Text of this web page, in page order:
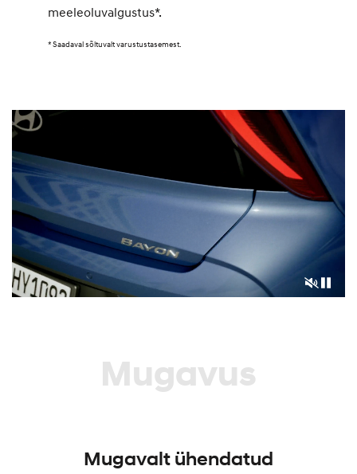
meeleoluvalgustus*.
* Saadaval sõltuvalt varustustasemest.
Mugavus
Mugavalt ühendatud